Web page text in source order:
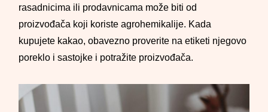
rasadnicima ili prodavnicama može biti od
proizvođača koji koriste agrohemikalije. Kada
kupujete kakao, obavezno proverite na etiketi njegovo
poreklo i sastojke i potražite proizvođača.